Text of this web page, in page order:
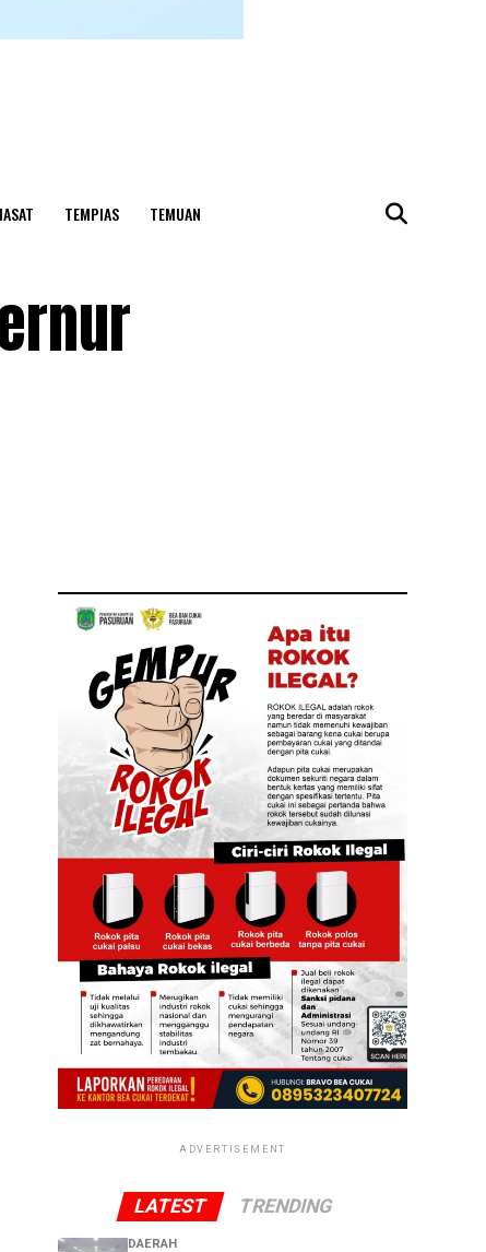
TEMPIAS TEMUAN
ADVERTISEMENT
LATEST TRENDING
DAERAH